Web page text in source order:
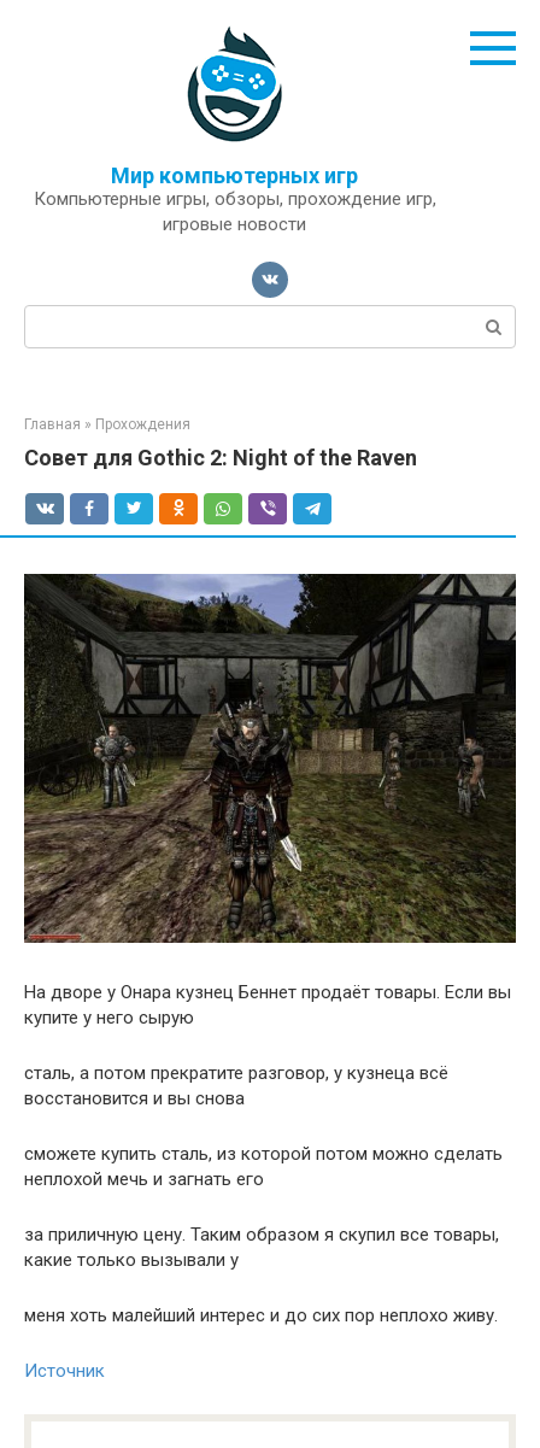
Мир компьютерных игр
Компьютерные игры, обзоры, прохождение игр,
игровые новости
Поиск:
Главная » Прохождения
Совет для Gothic 2: Night of the Raven
На дворе у Онара кузнец Беннет продаёт товары. Если вы
купите у него сырую
сталь, а потом прекратите разговор, у кузнеца всё
восстановится и вы снова
сможете купить сталь, из которой потом можно сделать
неплохой мечь и загнать его
за приличную цену. Таким образом я скупил все товары,
какие только вызывали у
меня хоть малейший интерес и до сих пор неплохо живу.
Источник